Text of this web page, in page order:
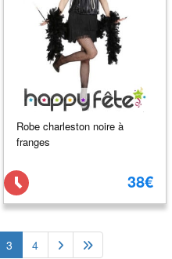
Robe charleston noire à
franges
38€
3 4